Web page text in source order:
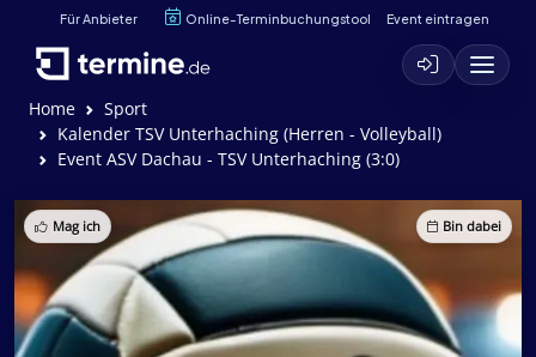
Für Anbieter Online-Terminbuchungstool Event eintragen
Home
Sport
Kalender TSV Unterhaching (Herren - Volleyball)
Event ASV Dachau - TSV Unterhaching (3:0)
Mag ich Bin dabei